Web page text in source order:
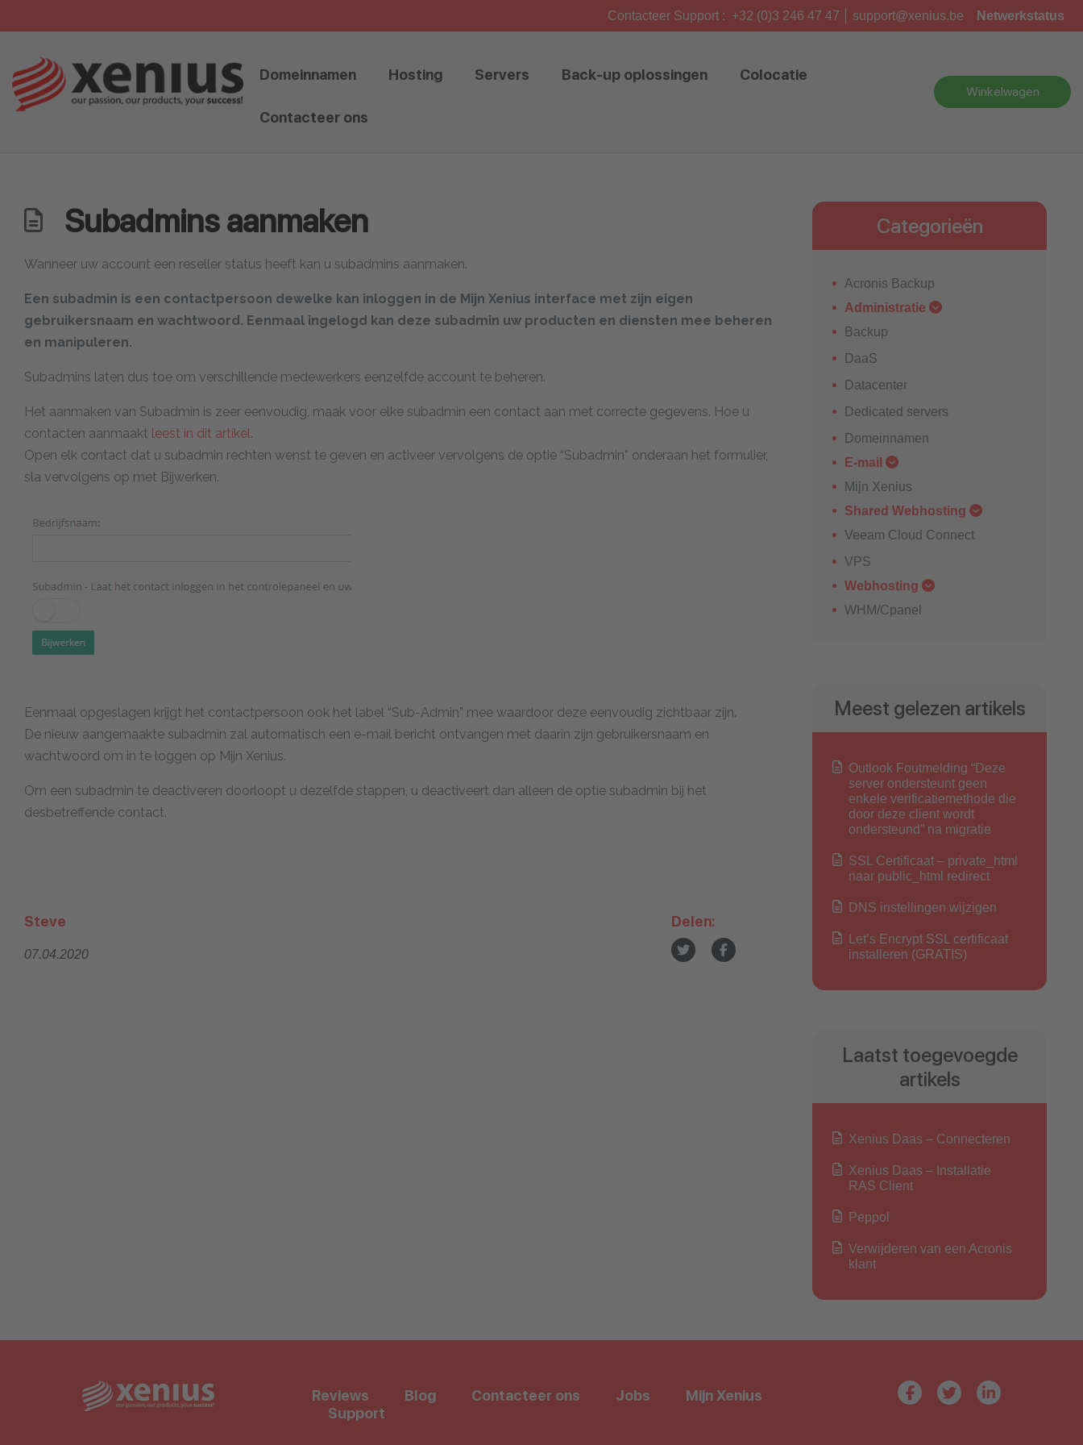
Contacteer Support : +32 (0)3 246 47 47 support@xenius.be Netwerkstatus
Domeinnamen Hosting Servers Back-up oplossingen Colocatie
Contacteer ons
Winkelwagen
Subadmins aanmaken
Wanneer uw account een reseller status heeft kan u subadmins aanmaken.
Een subadmin is een contactpersoon dewelke kan inloggen in de Mijn Xenius interface met zijn eigen
gebruikersnaam en wachtwoord. Eenmaal ingelogd kan deze subadmin uw producten en diensten mee beheren
en manipuleren.
Subadmins laten dus toe om verschillende medewerkers eenzelfde account te beheren.
Het aanmaken van Subadmin is zeer eenvoudig, maak voor elke subadmin een contact aan met correcte gegevens. Hoe u
contacten aanmaakt leest in dit artikel.
Open elk contact dat u subadmin rechten wenst te geven en activeer vervolgens de optie “Subadmin” onderaan het formulier,
sla vervolgens op met Bijwerken.
Eenmaal opgeslagen krijgt het contactpersoon ook het label “Sub-Admin” mee waardoor deze eenvoudig zichtbaar zijn.
De nieuw aangemaakte subadmin zal automatisch een e-mail bericht ontvangen met daarin zijn gebruikersnaam en
wachtwoord om in te loggen op Mijn Xenius.
Om een subadmin te deactiveren doorloopt u dezelfde stappen, u deactiveert dan alleen de optie subadmin bij het
desbetreffende contact.
Steve
07.04.2020
Delen:
Categorieën
Acronis Backup
Administratie
Backup
DaaS
Datacenter
Dedicated servers
Domeinnamen
E-mail
Mijn Xenius
Shared Webhosting
Veeam Cloud Connect
VPS
Webhosting
WHM/Cpanel
Meest gelezen artikels
Outlook Foutmelding “Deze
server ondersteunt geen
enkele verificatiemethode die
door deze client wordt
ondersteund” na migratie
SSL Certificaat – private_html
naar public_html redirect
DNS instellingen wijzigen
Let’s Encrypt SSL certificaat
installeren (GRATIS)
Laatst toegevoegde
artikels
Xenius Daas – Connecteren
Xenius Daas – Installatie
RAS Client
Peppol
Verwijderen van een Acronis
klant
Reviews Blog Contacteer ons Jobs
Mijn Xenius
Support